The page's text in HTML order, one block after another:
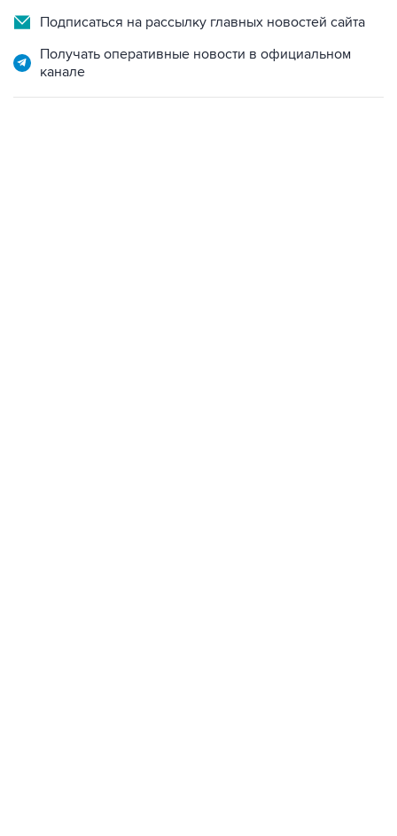
Получать оперативные новости в официальном